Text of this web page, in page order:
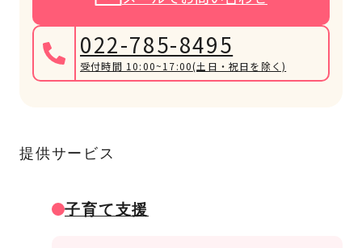
022-785-8495
受付時間 10:00~17:00(土日・祝日を除く)
提供サービス
子育て支援